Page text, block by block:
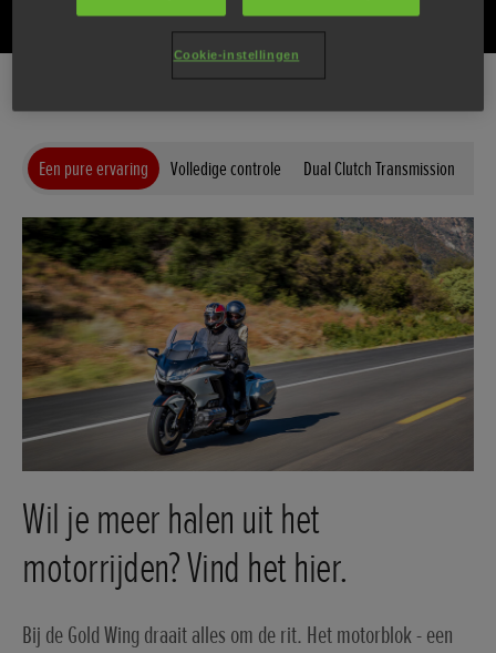
Een pure ervaring Volledige controle Dual Clutch Transmission
Wil je meer halen uit het
motorrijden? Vind het hier.
Bij de Gold Wing draait alles om de rit. Het motorblok - een
Cookie-instellingen